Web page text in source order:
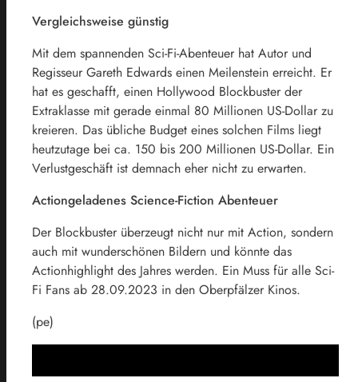
Vergleichsweise günstig
Mit dem spannenden Sci-Fi-Abenteuer hat Autor und
Regisseur Gareth Edwards einen Meilenstein erreicht. Er
hat es geschafft, einen Hollywood Blockbuster der
Extraklasse mit gerade einmal 80 Millionen US-Dollar zu
kreieren. Das übliche Budget eines solchen Films liegt
heutzutage bei ca. 150 bis 200 Millionen US-Dollar. Ein
Verlustgeschäft ist demnach eher nicht zu erwarten.
Actiongeladenes Science-Fiction Abenteuer
Der Blockbuster überzeugt nicht nur mit Action, sondern
auch mit wunderschönen Bildern und könnte das
Actionhighlight des Jahres werden. Ein Muss für alle Sci-
Fi Fans ab 28.09.2023 in den Oberpfälzer Kinos.
(pe)